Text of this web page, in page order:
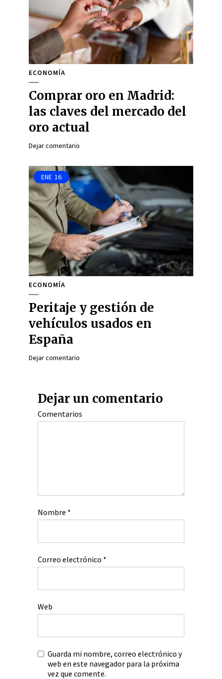
ECONOMÍA
Comprar oro en Madrid:
las claves del mercado del
oro actual
Dejar comentario
ENE 16
ECONOMÍA
Peritaje y gestión de
vehículos usados en
España
Dejar comentario
Dejar un comentario
Comentarios
Nombre *
Correo electrónico *
Web
Guarda mi nombre, correo electrónico y
web en este navegador para la próxima
vez que comente.